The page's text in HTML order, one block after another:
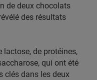
de deux chocolats
des résultats
de protéines,
qui ont été
clés dans les deux